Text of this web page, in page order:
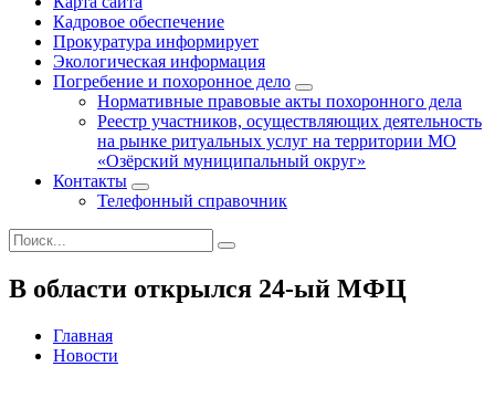
Кадровое обеспечение
Прокуратура информирует
Экологическая информация
Погребение и похоронное дело
Нормативные правовые акты похоронного дела
Реестр участников, осуществляющих деятельность
на рынке ритуальных услуг на территории МО
«Озёрский муниципальный округ»
Контакты
Телефонный справочник
В области открылся 24-ый МФЦ
Главная
Новости